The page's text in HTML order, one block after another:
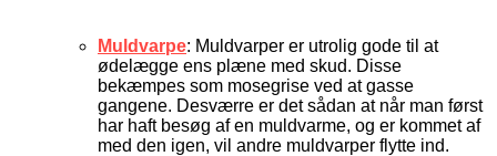
Muldvarpe: Muldvarper er utrolig gode til at
ødelægge ens plæne med skud. Disse
bekæmpes som mosegrise ved at gasse
gangene. Desværre er det sådan at når man først
har haft besøg af en muldvarme, og er kommet af
med den igen, vil andre muldvarper flytte ind.